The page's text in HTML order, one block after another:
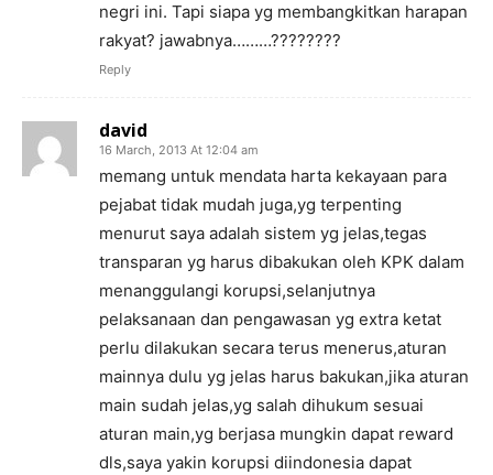
negri ini. Tapi siapa yg membangkitkan harapan
rakyat? jawabnya………????????
Reply
david
16 March, 2013 At 12:04 am
memang untuk mendata harta kekayaan para
pejabat tidak mudah juga,yg terpenting
menurut saya adalah sistem yg jelas,tegas
transparan yg harus dibakukan oleh KPK dalam
menanggulangi korupsi,selanjutnya
pelaksanaan dan pengawasan yg extra ketat
perlu dilakukan secara terus menerus,aturan
mainnya dulu yg jelas harus bakukan,jika aturan
main sudah jelas,yg salah dihukum sesuai
aturan main,yg berjasa mungkin dapat reward
dls,saya yakin korupsi diindonesia dapat